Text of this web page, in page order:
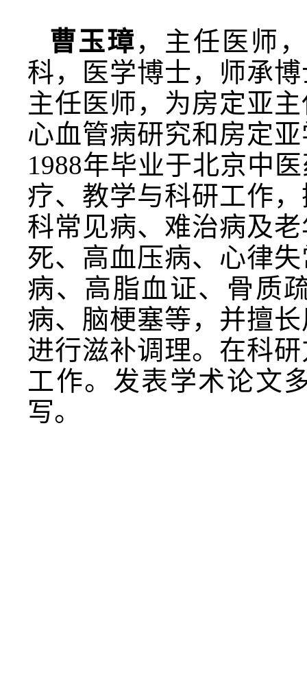
曹玉璋，主任医师
科，医学博士，师承
主任医师，为房定亚
心血管病研究和房定
1988年毕业于北京中
疗、教学与科研工作
科常见病、难治病及
死、高血压病、心律
病、高脂血证、骨质
病、脑梗塞等，并擅
进行滋补调理。在科
工作。发表学术论文
写。